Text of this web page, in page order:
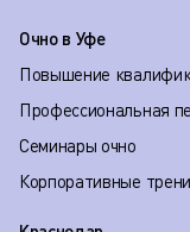
Очно в Уфе
Повышение
Профессиональная
Семинары очно
Корпоративные